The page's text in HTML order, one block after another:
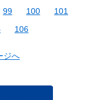
99 100
101
106
ジへ